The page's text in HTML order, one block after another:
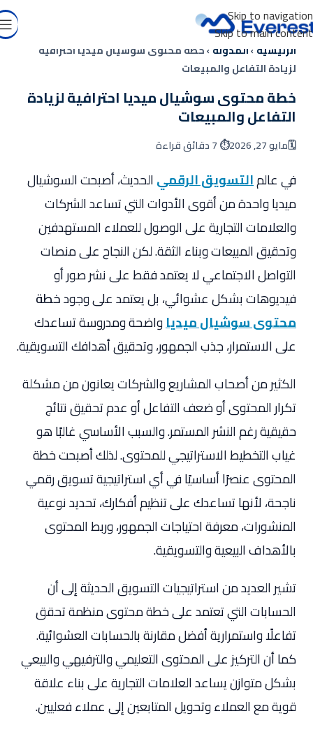
Skip to navigation
Skip to main content
الرئيسية›المدونة›خطة محتوى سوشيال ميديا احترافية
لزيادة التفاعل والمبيعات
خطة محتوى سوشيال ميديا احترافية لزيادة
التفاعل والمبيعات
🗓️مايو 27, 2026 ⏱️ 7 دقائق قراءة
في عالمالتسويق الرقميالحديث، أصبحت السوشيال
ميديا واحدة من أقوى الأدوات التي تساعد الشركات
والعلامات التجارية على الوصول للعملاء المستهدفين
وتحقيق المبيعات وبناء الثقة. لكن النجاح على منصات
التواصل الاجتماعي لا يعتمد فقط على نشر صور أو
فيديوهات بشكل عشوائي، بل يعتمد على وجودخطة
محتوى سوشيال ميدياواضحة ومدروسة تساعدك
على الاستمرار، جذب الجمهور، وتحقيق أهدافك التسويقية.
الكثير من أصحاب المشاريع والشركات يعانون من مشكلة
تكرار المحتوى أو ضعف التفاعل أو عدم تحقيق نتائج
حقيقية رغم النشر المستمر. والسبب الأساسي غالبًا هو
غياب التخطيط الاستراتيجي للمحتوى. لذلك أصبحت خطة
المحتوى عنصرًا أساسيًا في أي استراتيجية تسويق رقمي
ناجحة، لأنها تساعدك على تنظيم أفكارك، تحديد نوعية
المنشورات، معرفة احتياجات الجمهور، وربط المحتوى
بالأهداف البيعية والتسويقية.
تشير العديد من استراتيجيات التسويق الحديثة إلى أن
الحسابات التي تعتمد على خطة محتوى منظمة تحقق
تفاعلًا واستمرارية أفضل مقارنة بالحسابات العشوائية.
كما أن التركيز على المحتوى التعليمي والترفيهي والبيعي
بشكل متوازن يساعد العلامات التجارية على بناء علاقة
قوية مع العملاء وتحويل المتابعين إلى عملاء فعليين.